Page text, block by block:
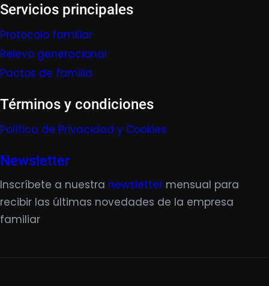
Servicios principales
Protocolo familiar
Relevo generacional
Pactos de familia
Términos y condiciones
Política de Privacidad y Cookies
Newsletter
Inscríbete a nuestra newsletter mensual para
recibir las últimas novedades de la empresa
familiar